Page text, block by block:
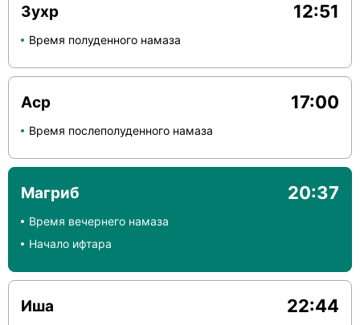
Зухр 12:51
Время полуденного намаза
Аср 17:00
Время послеполуденного намаза
Магриб 20:37
Время вечернего намаза
Начало ифтара
Иша 22:44